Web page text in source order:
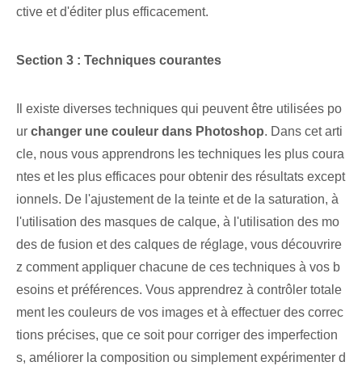
ctive et d'éditer plus efficacement.
Section 3 : Techniques courantes
Il existe diverses techniques qui peuvent être utilisées po
ur changer une couleur dans Photoshop. Dans cet arti
cle, nous vous apprendrons les techniques les plus coura
ntes et les plus efficaces pour obtenir des résultats except
ionnels. De l'ajustement de la teinte et de la saturation, à
l'utilisation des masques de calque, à l'utilisation des mo
des de fusion et des calques de réglage, vous découvrire
z comment appliquer chacune de ces techniques à vos b
esoins et préférences. Vous apprendrez à contrôler totale
ment les couleurs de vos images et à effectuer des correc
tions précises, que ce soit pour corriger des imperfection
s, améliorer la composition ou simplement expérimenter d